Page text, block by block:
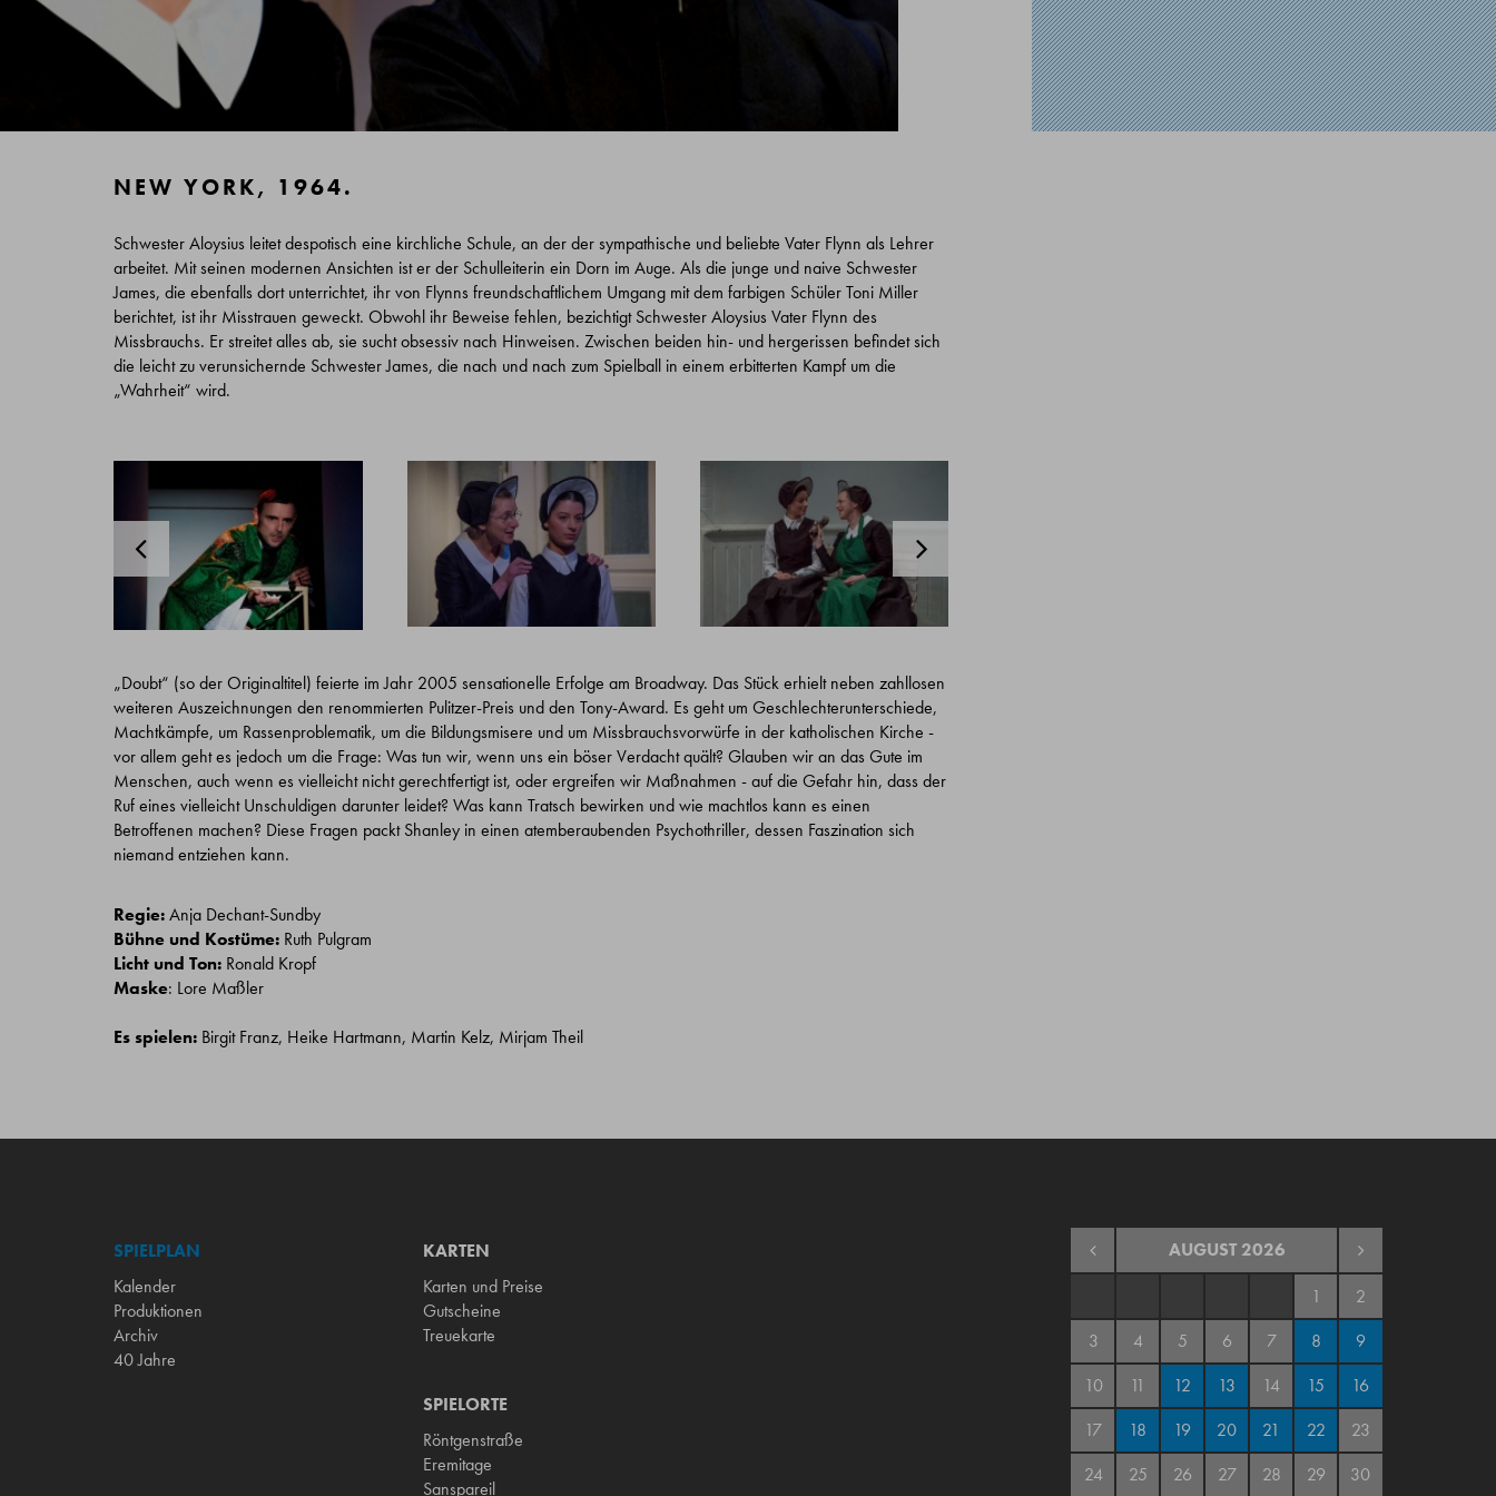
NEW YORK, 1964.
Schwester Aloysius leitet despotisch eine kirchliche Schule, an der der sympathische und beliebte Vater Flynn als Lehrer
arbeitet. Mit seinen modernen Ansichten ist er der Schulleiterin ein Dorn im Auge. Als die junge und naive Schwester
James, die ebenfalls dort unterrichtet, ihr von Flynns freundschaftlichem Umgang mit dem farbigen Schüler Toni Miller
berichtet, ist ihr Misstrauen geweckt. Obwohl ihr Beweise fehlen, bezichtigt Schwester Aloysius Vater Flynn des
Missbrauchs. Er streitet alles ab, sie sucht obsessiv nach Hinweisen. Zwischen beiden hin- und hergerissen befindet sich
die leicht zu verunsichernde Schwester James, die nach und nach zum Spielball in einem erbitterten Kampf um die
„Wahrheit“ wird.
„Doubt“ (so der Originaltitel) feierte im Jahr 2005 sensationelle Erfolge am Broadway. Das Stück erhielt neben zahllosen
weiteren Auszeichnungen den renommierten Pulitzer-Preis und den Tony-Award. Es geht um Geschlechterunterschiede,
Machtkämpfe, um Rassenproblematik, um die Bildungsmisere und um Missbrauchsvorwürfe in der katholischen Kirche -
vor allem geht es jedoch um die Frage: Was tun wir, wenn uns ein böser Verdacht quält? Glauben wir an das Gute im
Menschen, auch wenn es vielleicht nicht gerechtfertigt ist, oder ergreifen wir Maßnahmen - auf die Gefahr hin, dass der
Ruf eines vielleicht Unschuldigen darunter leidet? Was kann Tratsch bewirken und wie machtlos kann es einen
Betroffenen machen? Diese Fragen packt Shanley in einen atemberaubenden Psychothriller, dessen Faszination sich
niemand entziehen kann.
Regie:Anja Dechant-Sundby
Bühne und Kostüme: Ruth Pulgram
Licht und Ton: Ronald Kropf
Maske: Lore Maßler
Es spielen: Birgit Franz, Heike Hartmann, Martin Kelz, Mirjam Theil
AUGUST 2026
1
2
3
4 5 6 7 8
9
10
11 12 13 14 15
16
17
18 19 20 21 22
23
24
25 26 27 28 29 30
SPIELPLAN
Kalender
Produktionen
Archiv
40 Jahre
KARTEN
Karten und Preise
Gutscheine
Treuekarte
SPIELORTE
Röntgenstraße
Eremitage
Sanspareil